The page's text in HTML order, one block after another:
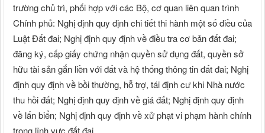
trường chủ trì, phối hợp với các Bộ, cơ quan liên quan trình
Chính phủ: Nghị định quy định chi tiết thi hành một số điều của
Luật Đất đai; Nghị định quy định về điều tra cơ bản đất đai;
đăng ký, cấp giấy chứng nhận quyền sử dụng đất, quyền sở
hữu tài sản gắn liền với đất và hệ thống thông tin đất đai; Nghị
định quy định về bồi thường, hỗ trợ, tái định cư khi Nhà nước
thu hồi đất; Nghị định quy định về giá đất; Nghị định quy định
về lấn biển; Nghị định quy định về xử phạt vi phạm hành chính
trong lĩnh vực đất đai.